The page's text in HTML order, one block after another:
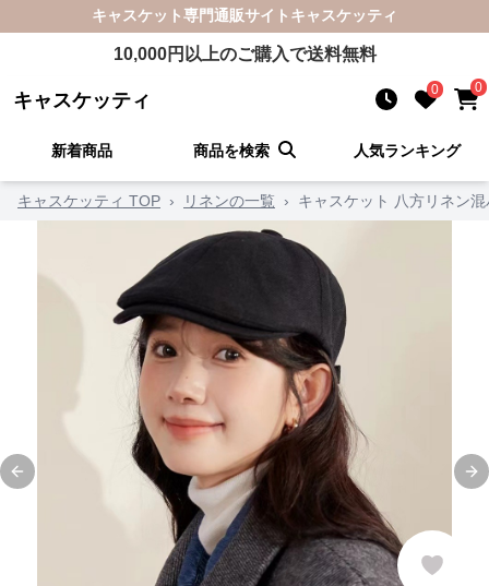
キャスケット専門通販サイト キャスケッティ
10,000円以上のご購入で送料無料
キャスケッティ 0 0
新着商品 商品を検索 人気ランキング
キャスケッティ TOP › リネンの一覧 › キャスケット 八方リネン
Previous slide